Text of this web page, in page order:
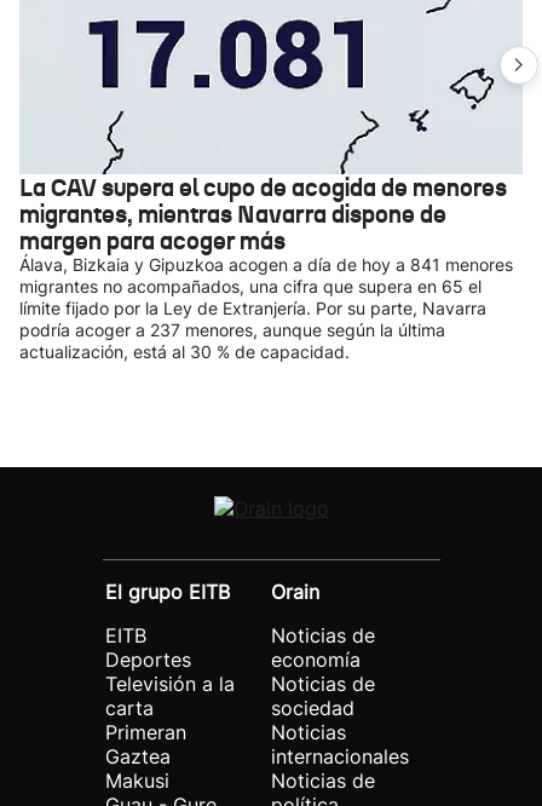
La CAV supera el cupo de acogida de menores
migrantes, mientras Navarra dispone de
margen para acoger más
Álava, Bizkaia y Gipuzkoa acogen a día de hoy a 841 menores
migrantes no acompañados, una cifra que supera en 65 el
límite fijado por la Ley de Extranjería. Por su parte, Navarra
podría acoger a 237 menores, aunque según la última
actualización, está al 30 % de capacidad.
El grupo EITB
EITB
Deportes
Televisión a la
carta
Primeran
Gaztea
Makusi
Orain
Noticias de
economía
Noticias de
sociedad
Noticias
internacionales
Noticias de